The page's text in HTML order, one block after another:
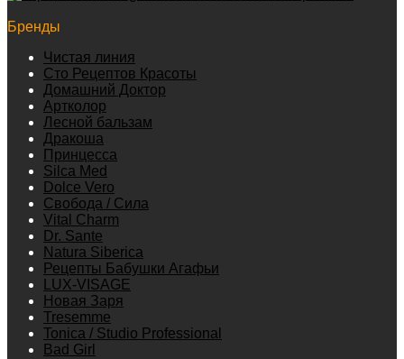
Бренды
Чистая линия
Сто Рецептов Красоты
Домашний Доктор
Артколор
Лесной бальзам
Дракоша
Принцесса
Silca Med
Dolce Vero
Свобода / Сила
Vital Charm
Dr. Sante
Natura Siberica
Рецепты Бабушки Агафьи
LUX-VISAGE
Новая Заря
Tresemme
Tonica / Studio Professional
Bad Girl